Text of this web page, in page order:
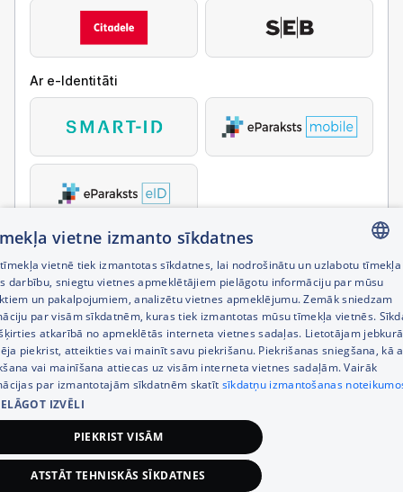
Ar e-Identitāti
LATVIAN
RUSSIAN
ENGLISH
vietne izmanto sīkdatnes
vietnē tiek izmantotas sīkdatnes, lai nodrošinātu un uzlabotu tīmekļa
darbību, sniegtu vietnes apmeklētājiem pielāgotu informāciju par mūsu
un pakalpojumiem, analizētu vietnes apmeklējumu. Zemāk sniedzam
par visām sīkdatnēm, kuras tiek izmantotas mūsu tīmekļa vietnēs.
atkarībā no apmeklētās interneta vietnes sadaļas. Lietotājam
piekrist, atteikties vai mainīt savu piekrišanu. Piekrišanas sniegšana, kā
vai mainīšana attiecas uz visām interneta vietnes sadaļām. Vairāk
par izmantotajām sīkdatnēm skatīt sīkdatņu izmantošanas
IZVĒLI
PIEKRIST VISĀM
ATSTĀT TEHNISKĀS SĪKDATNES